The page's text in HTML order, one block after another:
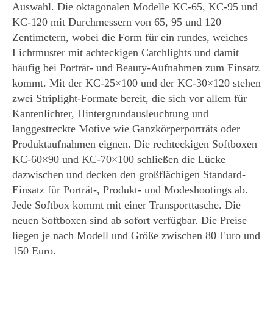
Auswahl. Die oktagonalen Modelle KC-65, KC-95 und
KC-120 mit Durchmessern von 65, 95 und 120
Zentimetern, wobei die Form für ein rundes, weiches
Lichtmuster mit achteckigen Catchlights und damit
häufig bei Porträt- und Beauty-Aufnahmen zum Einsatz
kommt. Mit der KC-25×100 und der KC-30×120 stehen
zwei Striplight-Formate bereit, die sich vor allem für
Kantenlichter, Hintergrundausleuchtung und
langgestreckte Motive wie Ganzkörperporträts oder
Produktaufnahmen eignen. Die rechteckigen Softboxen
KC-60×90 und KC-70×100 schließen die Lücke
dazwischen und decken den großflächigen Standard-
Einsatz für Porträt-, Produkt- und Modeshootings ab.
Jede Softbox kommt mit einer Transporttasche. Die
neuen Softboxen sind ab sofort verfügbar. Die Preise
liegen je nach Modell und Größe zwischen 80 Euro und
150 Euro.